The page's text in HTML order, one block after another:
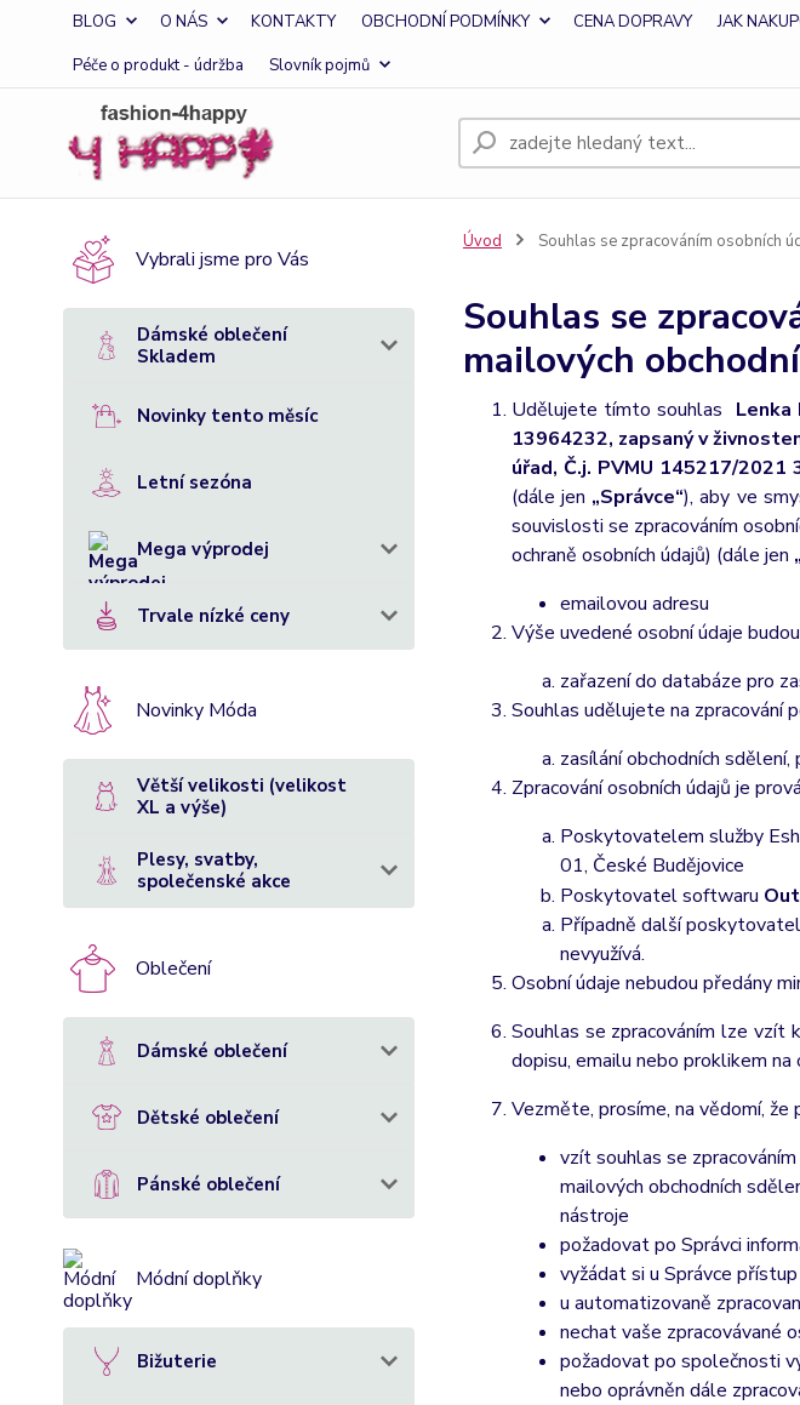
BLOG O NÁS KONTAKTY OBCHODNÍ PODMÍNKY CENA DOPRAVY JAK
Péče o produkt - údržba
Slovník pojmů
Vybrali jsme pro Vás
Dámské oblečení
Skladem
Novinky tento měsíc
Letní sezóna
Mega výprodej
Trvale nízké ceny
Novinky Móda
Větší velikosti (velikost
XL a výše)
Plesy, svatby,
společenské akce
Oblečení
Dámské oblečení
Dětské oblečení
Pánské oblečení
Módní doplňky
Bižuterie
Úvod Souhlas se zpracováním osobních
Souhlas se
mailových
Udělujete tímto souhlas
13964232, zapsaný v
úřad, Č.j. PVMU 145217/2021
(dále jen „Správce“), aby ve
souvislosti se zpracováním
ochraně osobních údajů) (dále jen
emailovou adresu
Výše uvedené osobní údaje
zařazení do databáze pro
Souhlas udělujete na zpracování
zasílání obchodních
Zpracování osobních údajů je
Poskytovatelem služby
01, České Budějovice
Poskytovatel softwaru
Případně další
nevyužívá.
Osobní údaje nebudou předány
Souhlas se zpracováním lze
dopisu, emailu nebo proklikem
Vezměte, prosíme, na vědomí,
vzít souhlas se
mailových obchodních
nástroje
požadovat po Správci
vyžádat si u Správce
u automatizovaně
nechat vaše zpracovávané
požadovat po společnosti
nebo oprávněn dále